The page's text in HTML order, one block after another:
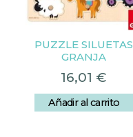
PUZZLE SILUETAS
GRANJA
16,01 €
Añadir al carrito